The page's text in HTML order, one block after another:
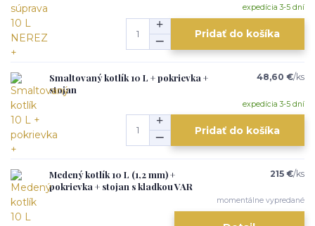
expedícia 3-5 dní
Pridať do košíka
Smaltovaný kotlík 10 L + pokrievka +
stojan
48,60 €/ks
expedícia 3-5 dní
Pridať do košíka
Medený kotlík 10 L (1,2 mm) +
pokrievka + stojan s kladkou VAR
215 €/ks
momentálne vypredané